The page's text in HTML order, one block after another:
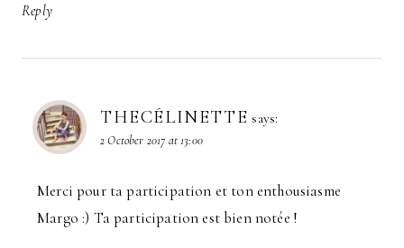
Reply
THECÉLINETTE says:
2 October 2017 at 13:00
Merci pour ta participation et ton enthousiasme
Margo :) Ta participation est bien notée !